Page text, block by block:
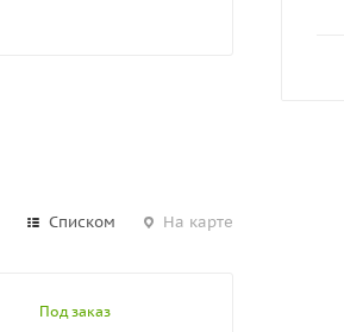
Списком На карте
Под заказ